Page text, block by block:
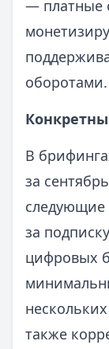
— платные
оборотами.
В
за
за
цифровых
также